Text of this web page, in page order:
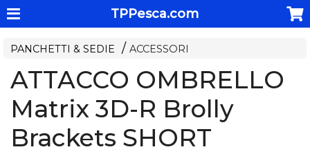
TPPesca.com
PANCHETTI & SEDIE ACCESSORI
ATTACCO OMBRELLO
Matrix 3D-R Brolly
Brackets SHORT